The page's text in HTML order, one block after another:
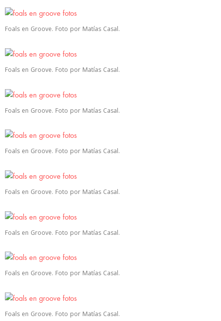
Foals en Groove. Foto por Matías Casal.
Foals en Groove. Foto por Matías Casal.
Foals en Groove. Foto por Matías Casal.
Foals en Groove. Foto por Matías Casal.
Foals en Groove. Foto por Matías Casal.
Foals en Groove. Foto por Matías Casal.
Foals en Groove. Foto por Matías Casal.
Foals en Groove. Foto por Matías Casal.